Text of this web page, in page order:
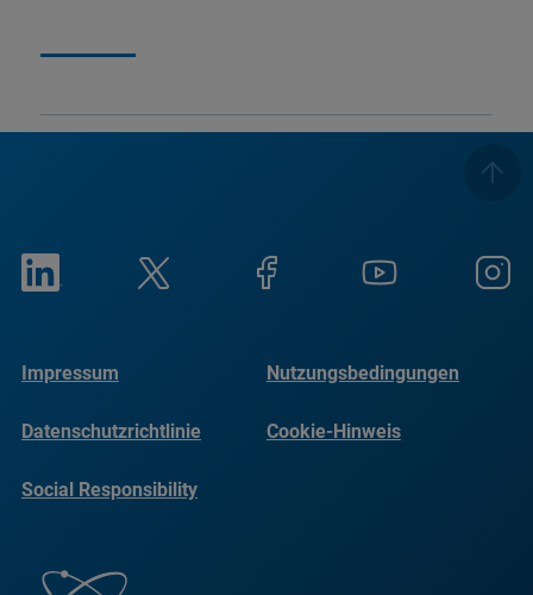
Impressum Nutzungsbedingungen
Datenschutzrichtlinie Cookie-Hinweis
Social Responsibility